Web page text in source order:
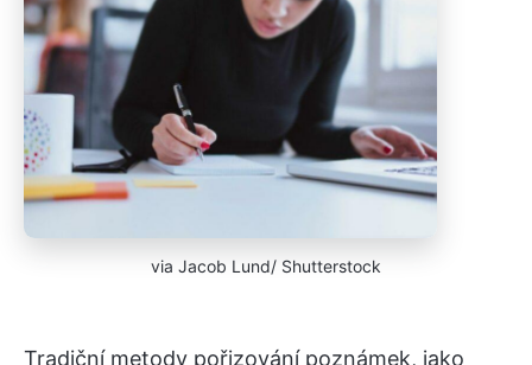
via Jacob Lund/ Shutterstock
Tradiční metody pořizování poznámek, jako